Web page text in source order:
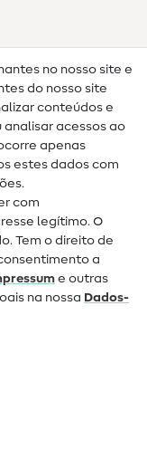
no nosso site e
do nosso site
conteúdos e
analisar acessos ao
apenas
estes dados com
com
legítimo. O
Tem o direito de
a
e outras
na nossa Dados­